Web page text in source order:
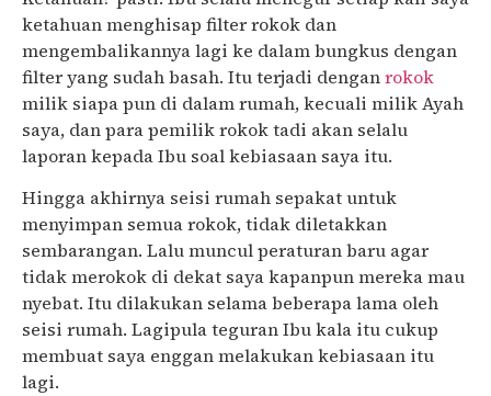
ketahuan menghisap filter rokok dan
mengembalikannya lagi ke dalam bungkus dengan
filter yang sudah basah. Itu terjadi denganrokok
milik siapa pun di dalam rumah, kecuali milik Ayah
saya, dan para pemilik rokok tadi akan selalu
laporan kepada Ibu soal kebiasaan saya itu.
Hingga akhirnya seisi rumah sepakat untuk
menyimpan semua rokok, tidak diletakkan
sembarangan. Lalu muncul peraturan baru agar
tidak merokok di dekat saya kapanpun mereka mau
nyebat. Itu dilakukan selama beberapa lama oleh
seisi rumah. Lagipula teguran Ibu kala itu cukup
membuat saya enggan melakukan kebiasaan itu
lagi.